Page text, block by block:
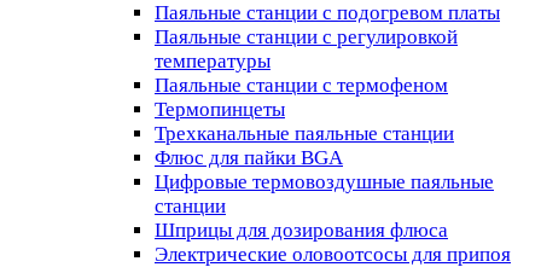
Паяльные станции с подогревом платы
Паяльные станции с регулировкой
температуры
Паяльные станции с термофеном
Термопинцеты
Трехканальные паяльные станции
Флюс для пайки BGA
Цифровые термовоздушные паяльные
станции
Шприцы для дозирования флюса
Электрические оловоотсосы для припоя